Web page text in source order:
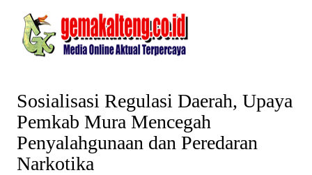
content
Sosialisasi Regulasi Daerah, Upaya
Pemkab Mura Mencegah
Penyalahgunaan dan Peredaran
Narkotika